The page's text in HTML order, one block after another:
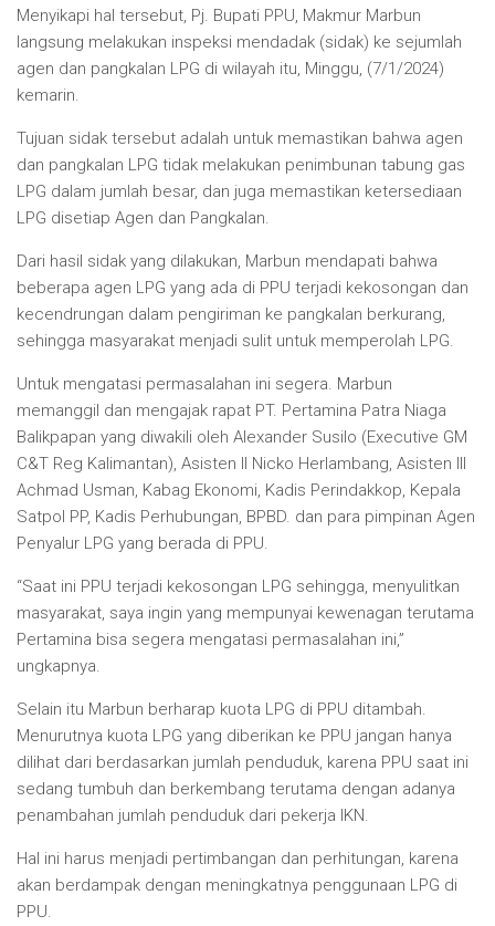
Menyikapi hal tersebut, Pj. Bupati PPU, Makmur Marbun
langsung melakukan inspeksi mendadak (sidak) ke sejumlah
agen dan pangkalan LPG di wilayah itu, Minggu, (7/1/2024)
kemarin.
Tujuan sidak tersebut adalah untuk memastikan bahwa agen
dan pangkalan LPG tidak melakukan penimbunan tabung gas
LPG dalam jumlah besar, dan juga memastikan ketersediaan
LPG disetiap Agen dan Pangkalan.
Dari hasil sidak yang dilakukan, Marbun mendapati bahwa
beberapa agen LPG yang ada di PPU terjadi kekosongan dan
kecendrungan dalam pengiriman ke pangkalan berkurang,
sehingga masyarakat menjadi sulit untuk memperolah LPG.
Untuk mengatasi permasalahan ini segera. Marbun
memanggil dan mengajak rapat PT. Pertamina Patra Niaga
Balikpapan yang diwakili oleh Alexander Susilo (Executive GM
C&T Reg Kalimantan), Asisten II Nicko Herlambang, Asisten III
Achmad Usman, Kabag Ekonomi, Kadis Perindakkop, Kepala
Satpol PP, Kadis Perhubungan, BPBD. dan para pimpinan Agen
Penyalur LPG yang berada di PPU.
“Saat ini PPU terjadi kekosongan LPG sehingga, menyulitkan
masyarakat, saya ingin yang mempunyai kewenagan terutama
Pertamina bisa segera mengatasi permasalahan ini,”
ungkapnya.
Selain itu Marbun berharap kuota LPG di PPU ditambah.
Menurutnya kuota LPG yang diberikan ke PPU jangan hanya
dilihat dari berdasarkan jumlah penduduk, karena PPU saat ini
sedang tumbuh dan berkembang terutama dengan adanya
penambahan jumlah penduduk dari pekerja IKN.
Hal ini harus menjadi pertimbangan dan perhitungan, karena
akan berdampak dengan meningkatnya penggunaan LPG di
PPU.